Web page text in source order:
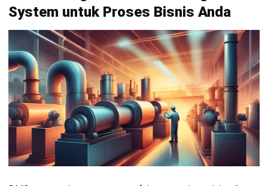
Daftar Sekarang dan Jadwalkan
Demo Software HashMicro Secara
Gratis!
Mengapa
SystemPenting untuk Bisnis Anda?
Penggunaan DMS memiliki berbagai fitur yang mampu
membantu Anda pada proses serta operasional perusahaan,
khususnya dalam bidang manufaktur. Terlebih pada industri
4.0, Anda perlu menggunakan berbagai teknologi terkini yang
mampu mengefektifkan dan mengefisiensi pekerjaan pada
industri manufaktur Anda.